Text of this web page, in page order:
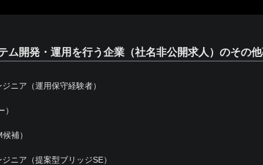
ム開発・運用を行う企業（社名非公開求人）のその
ニア（運用保守経験者）
補）
ニア（提案型ブリッジSE）